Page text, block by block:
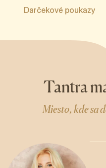
Darčekové poukazy
Tantra
Miesto, kde sa